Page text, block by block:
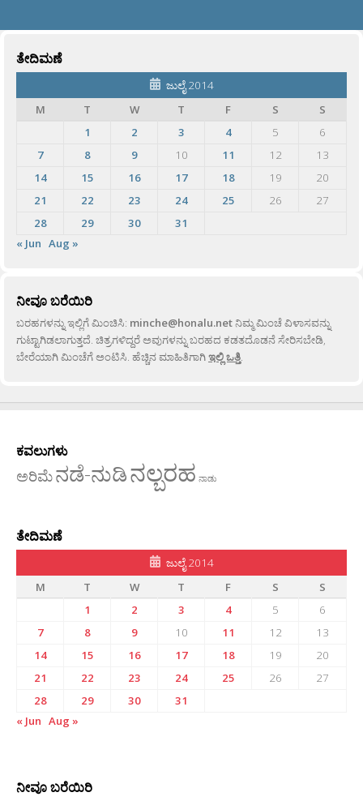
ತೇದಿಮಣೆ
ಜುಲೈ 2014
M
T W T F S
S
1
2 3 4 5
6
7
8 9 10 11 12
13
14
15 16 17 18 19
20
21
22 23 24 25 26
27
28
29 30
31
« Jun Aug »
ನೀವೂ ಬರೆಯಿರಿ
ಬರಹಗಳನ್ನು ಇಲ್ಲಿಗೆ ಮಿಂಚಿಸಿ: minche@honalu.netನಿಮ್ಮ ಮಿಂಚೆ ವಿಳಾಸವನ್ನು
ಗುಟ್ಟಾಗಿಡಲಾಗುತ್ತದೆ. ಚಿತ್ರಗಳಿದ್ದರೆ ಅವುಗಳನ್ನು ಬರಹದ ಕಡತದೊಡನೆ ಸೇರಿಸಬೇಡಿ,
ಬೇರೆಯಾಗಿ ಮಿಂಚೆಗೆ ಅಂಟಿಸಿ. ಹೆಚ್ಚಿನ ಮಾಹಿತಿಗಾಗಿಇಲ್ಲಿ ಒತ್ತಿ.
ಕವಲುಗಳು
ಅರಿಮೆನಡೆ-ನುಡಿನಲ್ಬರಹ ನಾಡು
ತೇದಿಮಣೆ
ಜುಲೈ 2014
M
T W T F S
S
1
2 3 4 5
6
7
8 9 10 11 12
13
14
15 16 17 18 19
20
21
22 23 24 25 26
27
28
29 30
31
« Jun Aug »
ನೀವೂ ಬರೆಯಿರಿ